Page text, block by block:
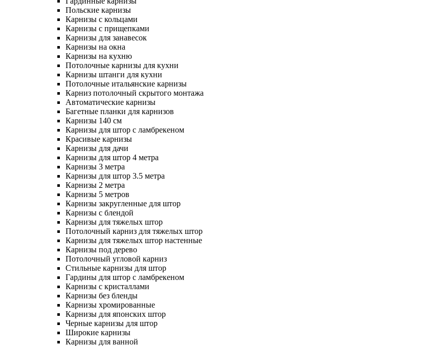
Польские карнизы
Карнизы с кольцами
Карнизы с прищепками
Карнизы для занавесок
Карнизы на окна
Карнизы на кухню
Потолочные карнизы для кухни
Карнизы штанги для кухни
Потолочные итальянские карнизы
Карниз потолочный скрытого монтажа
Автоматические карнизы
Багетные планки для карнизов
Карнизы 140 см
Карнизы для штор с ламбрекеном
Красивые карнизы
Карнизы для дачи
Карнизы для штор 4 метра
Карнизы 3 метра
Карнизы для штор 3.5 метра
Карнизы 2 метра
Карнизы 5 метров
Карнизы закругленные для штор
Карнизы с блендой
Карнизы для тяжелых штор
Потолочный карниз для тяжелых штор
Карнизы для тяжелых штор настенные
Карнизы под дерево
Потолочный угловой карниз
Стильные карнизы для штор
Гардины для штор с ламбрекеном
Карнизы с кристаллами
Карнизы без бленды
Карнизы хромированные
Карнизы для японских штор
Черные карнизы для штор
Широкие карнизы
Карнизы для ванной